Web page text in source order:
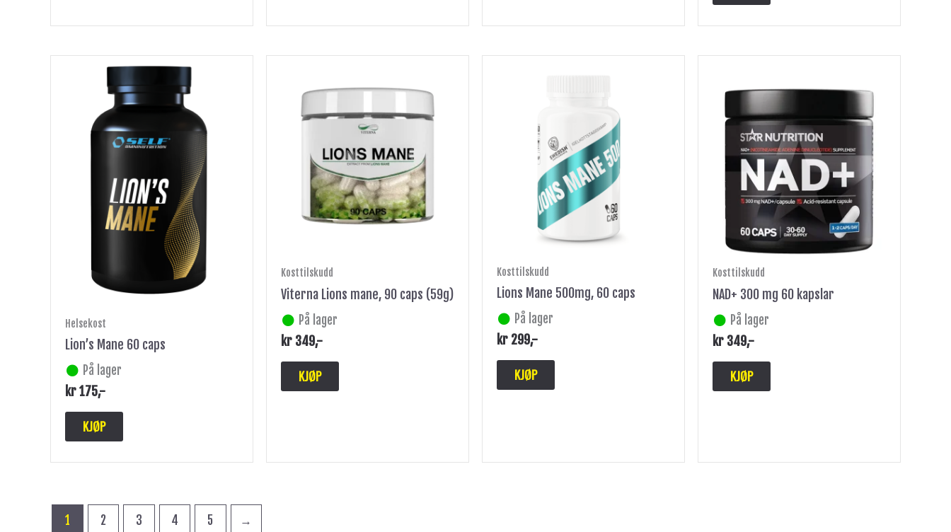
Helsekost
Lion’s Mane 60 caps
På lager
kr175,-
KJØP
Kosttilskudd
Viterna Lions mane, 90 caps (59g)
På lager
kr 349,-
KJØP
Kosttilskudd
Lions Mane 500mg, 60 caps
På lager
kr 299,-
KJØP
Kosttilskudd
NAD+ 300 mg 60 kapslar
På lager
kr 349,-
KJØP
1 2 3 4 5 →